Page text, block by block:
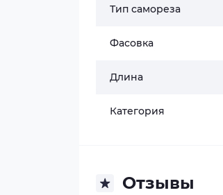
Тип самореза
Фасовка
Длина
Категория
Отзывы